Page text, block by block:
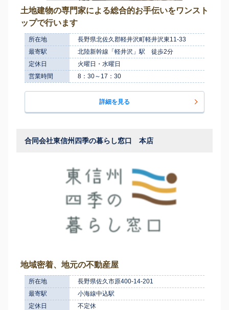
土地建物の専門家による総合的お手伝いをワンスト
ップで行います
所在地
長野県北佐久郡軽井沢町軽井沢東11-33
最寄駅
北陸新幹線「軽井沢」駅 徒歩2分
定休日
火曜日・水曜日
営業時間
8：30～17：30
詳細を見る
合同会社東信州四季の暮らし窓口 本店
地域密着、地元の不動産屋
所在地
長野県佐久市原400-14-201
最寄駅
小海線中込駅
定休日
不定休